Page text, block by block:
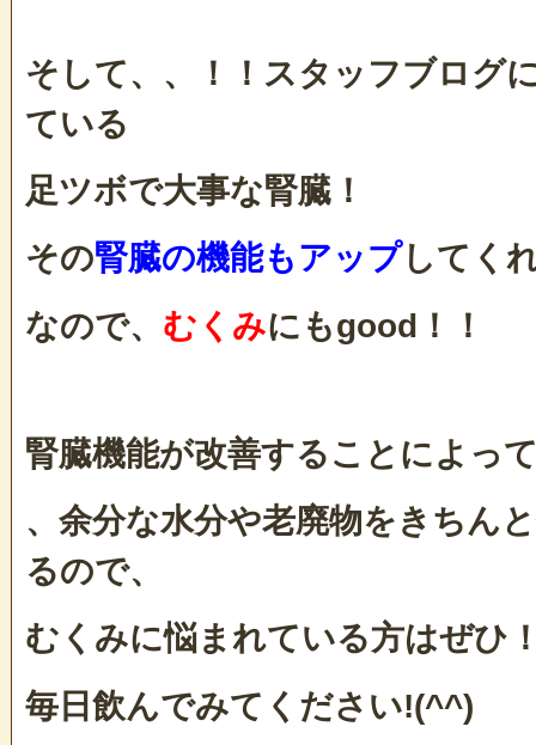
そして、、！！スタッフブログ
ている
足ツボで大事な腎臓！
その腎臓の機能もアップしてく
なので、 むくみにもgood！！
腎臓機能が改善することによっ
、余分な水分や老廃物をきちん
るので、
むくみに悩まれている方はぜひ
毎日飲んでみてください!(^^)